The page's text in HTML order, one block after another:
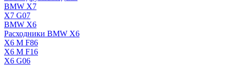
BMW X7
X7 G07
BMW X6
Расходники BMW X6
X6 M F86
X6 M F16
X6 G06